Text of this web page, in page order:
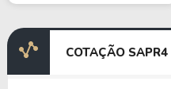
COTAÇÃO SAPR4